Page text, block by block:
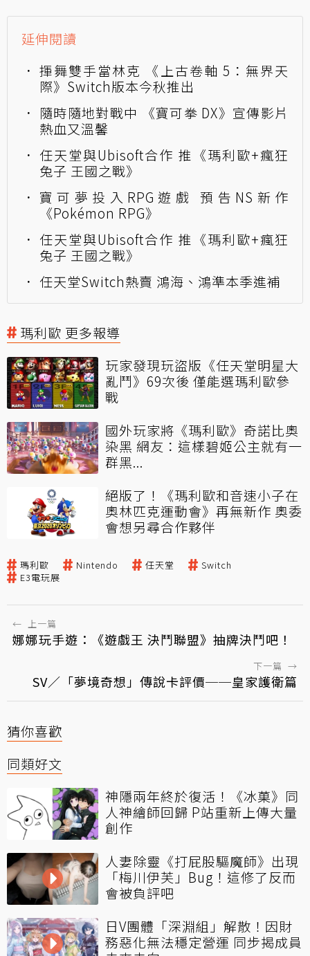
延伸閱讀
揮舞雙手當林克 《上古卷軸 5：無界天
際》Switch版本今秋推出
隨時隨地對戰中 《寶可拳 DX》宣傳影片
熱血又溫馨
任天堂與Ubisoft合作 推《瑪利歐+瘋狂
兔子 王國之戰》
寶可夢投入RPG遊戲 預告NS新作
《Pokémon RPG》
任天堂與Ubisoft合作 推《瑪利歐+瘋狂
兔子 王國之戰》
任天堂Switch熱賣 鴻海、鴻準本季進補
瑪利歐 更多報導
玩家發現玩盜版《任天堂明星大
亂鬥》69次後 僅能選瑪利歐參
戰
國外玩家將《瑪利歐》奇諾比奧
染黑 網友：這樣碧姬公主就有一
群黑...
絕版了！《瑪利歐和音速小子在
奧林匹克運動會》再無新作 奧委
會想另尋合作夥伴
瑪利歐 Nintendo 任天堂
Switch
E3電玩展
← 上一篇
娜娜玩手遊：《遊戲王 決鬥聯盟》抽牌決鬥吧！
下一篇 →
SV／「夢境奇想」傳說卡評價──皇家護衛篇
猜你喜歡
同類好文
神隱兩年終於復活！《冰菓》同
人神繪師回歸 P站重新上傳大量
創作
人妻除靈《打屁股驅魔師》出現
「梅川伊芙」Bug！這修了反而
會被負評吧
日V團體「深淵組」解散！因財
務惡化無法穩定營運 同步揭成員